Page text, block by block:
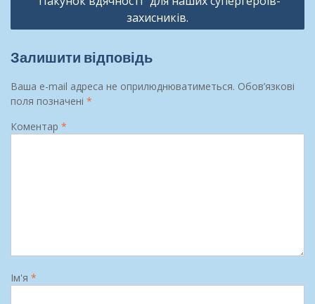
захисників.
Залишити відповідь
Ваша e-mail адреса не оприлюднюватиметься. Обов’язкові
поля позначені *
Коментар *
Ім'я *